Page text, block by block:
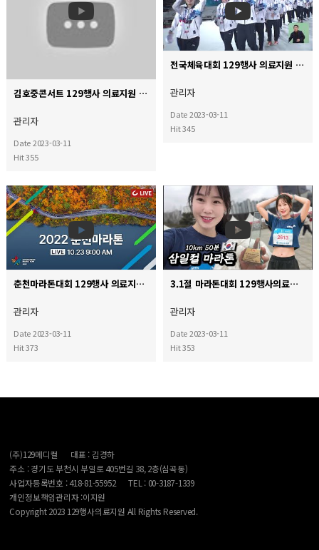
김호중콘서트 129행사 의료지원
관리자
Date 2023-03-11
Hit 355
전국체육대회 129행사 의료지원
관리자
Date 2023-03-11
Hit 345
춘천마라톤대회 129행사 의료지원
관리자
Date 2023-03-11
Hit 373
3.1절 마라톤대회 129행사의료지원
관리자
Date 2023-03-11
Hit 353
(주)129메디컬
대표 : 김경하
주소 : 경기도 부천시 부일로 405번길 38, 2층(심곡동)
사업자등록번호 : 418-81-55952
TEL : 00-3187-1339
개인정보책임관리자 :이지원
Copyright 2023 129행사의료지원 All Rights Reserved.